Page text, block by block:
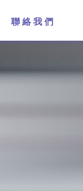
聯絡我們